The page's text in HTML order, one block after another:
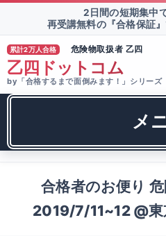
2日間の短期集中
再受講無料の『合格保証
累計2万人合格 危険物取扱者 乙四
乙四ドットコム
by「合格するまで面倒みます！」シリーズ
メ
合格者のお便り
2019/7/11~12 @